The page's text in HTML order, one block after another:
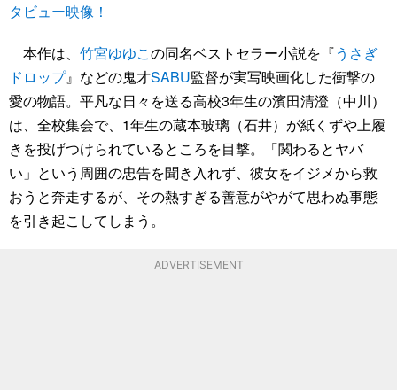
タビュー映像！
本作は、 竹宮ゆゆこの同名ベストセラー小説を『うさぎ
ドロップ』などの鬼才SABU監督が実写映画化した衝撃の
愛の物語。平凡な日々を送る高校3年生の濱田清澄（中川）
は、全校集会で、1年生の蔵本玻璃（石井）が紙くずや上履
きを投げつけられているところを目撃。「関わるとヤバ
い」という周囲の忠告を聞き入れず、彼女をイジメから救
おうと奔走するが、その熱すぎる善意がやがて思わぬ事態
を引き起こしてしまう。
ADVERTISEMENT